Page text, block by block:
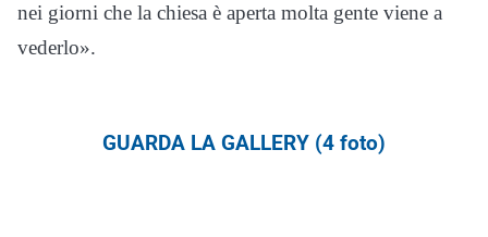
nei giorni che la chiesa è aperta molta gente viene a
vederlo».
GUARDA LA GALLERY (4 foto)